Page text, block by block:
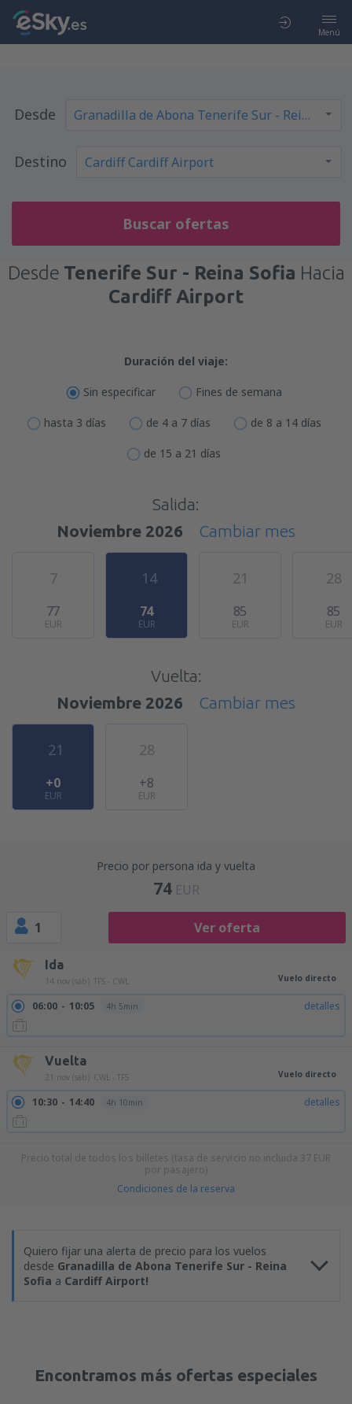
Menú
Desde
Destino
Buscar ofertas
Desde Tenerife Sur - Reina Sofia Hacia
Cardiff Airport
Duración del viaje:
Sin especificar Fines de semana
hasta 3 días de 4 a 7 días de 8 a 14 días
de 15 a 21 días
Salida:
Noviembre 2026
Cambiar mes
7
77
EUR
14
74
EUR
21
85
EUR
28
85
EUR
Vuelta:
Noviembre 2026
Cambiar mes
21
+0
EUR
28
+8
EUR
Precio por persona ida y vuelta
74 EUR
1 Ver oferta
Ida
14 nov (sáb) TFS - CWL Vuelo directo
06:00 10:05 4h 5min detalles
Vuelta
21 nov (sáb) CWL - TFS Vuelo directo
10:30 14:40 4h 10min detalles
Precio total de todos los billetes (tasa de servicio no incluida 37 EUR
por pasajero)
Condiciones de la reserva
Quiero fijar una alerta de precio para los vuelos
desde Granadilla de Abona Tenerife Sur - Reina
Sofia a Cardiff Airport!
Encontramos más ofertas especiales